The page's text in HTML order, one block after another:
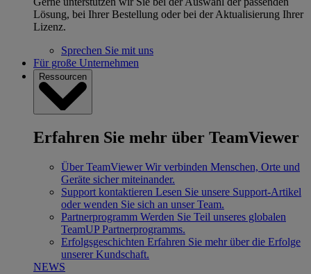
Lösung, bei Ihrer Bestellung oder bei der Aktualisierung Ihrer
Lizenz.
Sprechen Sie mit uns
Für große Unternehmen
Ressourcen
Erfahren Sie mehr über TeamViewer
Über TeamViewer Wir verbinden Menschen, Orte und
Geräte sicher miteinander.
Support kontaktieren Lesen Sie unsere Support-Artikel
oder wenden Sie sich an unser Team.
Partnerprogramm Werden Sie Teil unseres globalen
TeamUP Partnerprogramms.
Erfolgsgeschichten Erfahren Sie mehr über die Erfolge
unserer Kundschaft.
NEWS